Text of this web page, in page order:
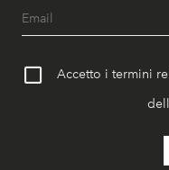
Accetto i termini